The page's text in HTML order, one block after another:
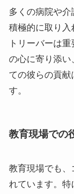
多くの病院や
積極的に取り入
トリーバーは
の心に寄り添い
ての彼らの貢献
す。
教育現場での
教育現場でも、
れています。